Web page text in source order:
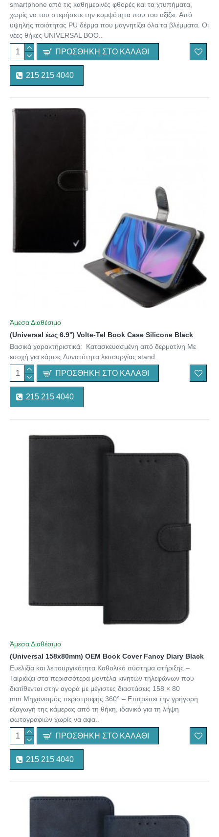
smartphone από τις καθημερινές φθορές και τα χτυπήματα,
χωρίς να του στερήσετε την κομψότητα που του αξίζει. Από
υψηλής ποιότητας PU δέρμα που μαγνητίζει όλα τα βλέμματα. Οι
νέες θήκες UNIVERSAL BOO..
ΠΡΟΣΘΉΚΗ ΣΤΟ ΚΑΛΆΘΙ
215 215 4040
Άμεσα Διαθέσιμο
(Universal έως 6.9'') Volte-Tel Book Case Silicone Black
Βασικά χαρακτηριστικά: Κατασκευασμένη από δερματίνη Με
εσοχή για κάρτες Δυνατότητα λειτουργίας stand..
ΠΡΟΣΘΉΚΗ ΣΤΟ ΚΑΛΆΘΙ
215 215 4040
Άμεσα Διαθέσιμο
(Universal 158x80mm) OEM Book Cover Fancy Diary Black
Ευελιξία και λειτουργικότητα Καθολικό σύστημα στήριξης –
Ταιριάζει στα περισσότερα μοντέλα κινητών τηλεφώνων που
διατίθενται στην αγορά με μέγιστες διαστάσεις 158 × 80
mm.Μηχανισμός περιστροφής 360° – Επιτρέπει την γρήγορη
εξαγωγή της κάμερας από τη θήκη, ιδανικό για τη λήψη
φωτογραφιών χωρίς να αφα..
ΠΡΟΣΘΉΚΗ ΣΤΟ ΚΑΛΆΘΙ
215 215 4040